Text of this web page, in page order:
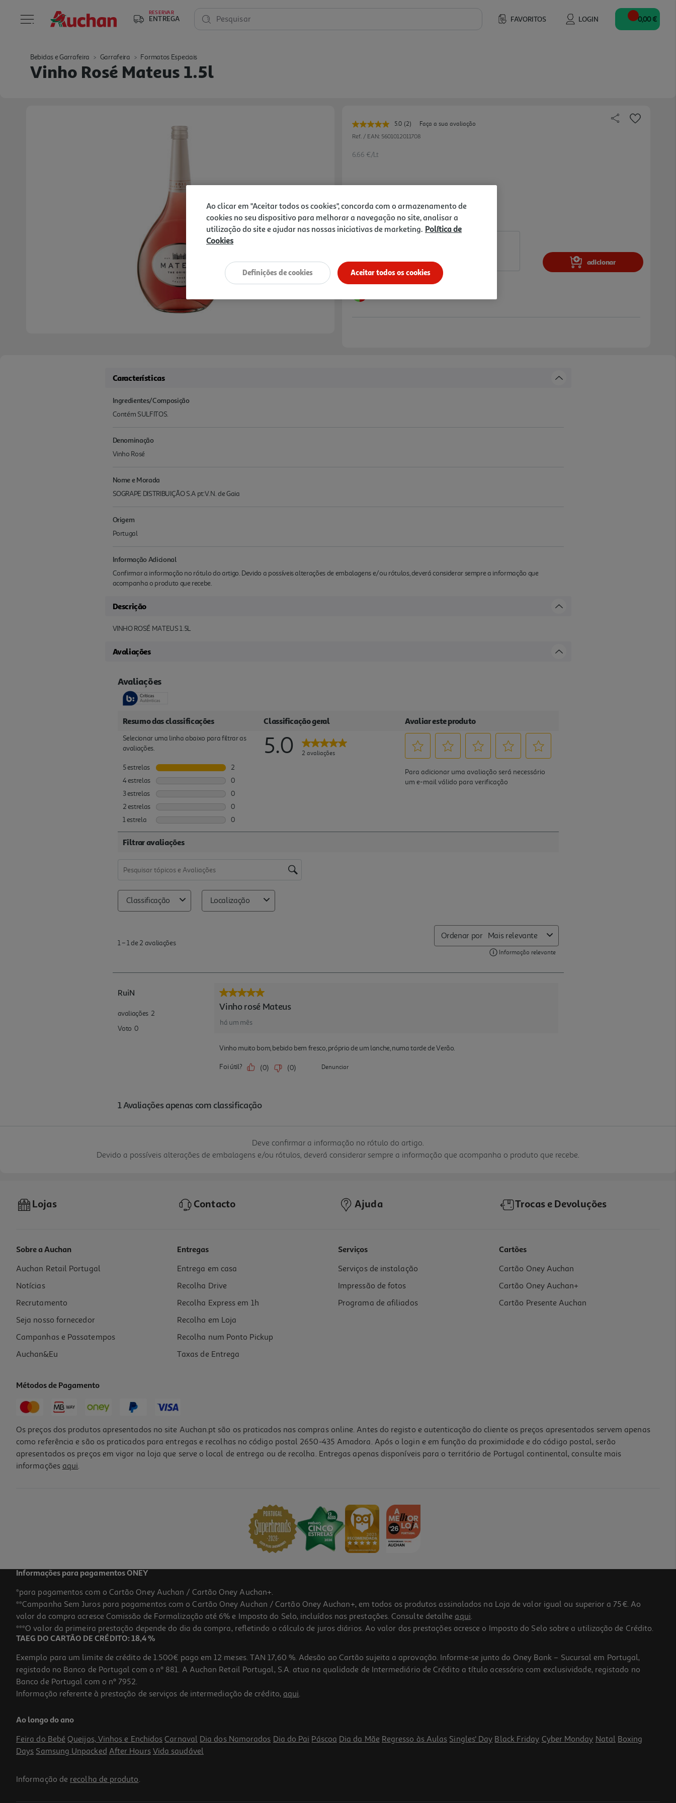
RESERVAR
ENTREGA FAVORITOS LOGIN
Pesquisar 0,00 €
Bebidas e Garrafeira Garrafeira Formatos Especiais
Vinho Rosé Mateus 1.5l
5.0 Leu
2
página.
(2)
Faça a sua avaliação
Ref. / EAN: 5601012011708
6.66 €/Lt
Notas de preparação
adicionar
Características
Ingredientes/Composição
Contém SULFITOS.
Denominação
Vinho Rosé
Nome e Morada
SOGRAPE DISTRIBUIÇÃO S.A pt:V.N. de Gaia
Origem
Portugal
Informação Adicional
Confirmar a informação no rótulo do artigo. Devido a possíveis alterações de embalagens e/ou rótulos, deverá considerar sempre a informação que
acompanha o produto que recebe.
Descrição
VINHO ROSÉ MATEUS 1.5L
Avaliações
Deve confirmar a informação no rótulo do artigo.
Devido a possíveis alterações de embalagens e/ou rótulos, deverá considerar sempre a informação que acompanha o produto que recebe.
Lojas Contacto Ajuda Trocas e Devoluções
Sobre a Auchan
Auchan Retail Portugal
Notícias
Recrutamento
Seja nosso fornecedor
Campanhas e Passatempos
Auchan&Eu
Entregas
Entrega em casa
Recolha Drive
Recolha Express em 1h
Recolha em Loja
Recolha num Ponto Pickup
Taxas de Entrega
Serviços
Serviços de instalação
Impressão de fotos
Programa de afiliados
Cartões
Cartão Oney Auchan
Cartão Oney Auchan+
Cartão Presente Auchan
Métodos de Pagamento
Os preços dos produtos apresentados no site Auchan.pt são os praticados nas compras online. Antes do registo e autenticação do cliente os preços apresentados servem apenas
como referência e são os praticados para entregas e recolhas no código postal 2650-435 Amadora. Após o login e em função da proximidade e do código postal, serão
apresentados os preços em vigor na loja que serve o local de entrega ou de recolha. Entregas apenas disponíveis para o território de Portugal continental, consulte mais
informações aqui.
Informações para pagamentos ONEY
*para pagamentos com o Cartão Oney Auchan / Cartão Oney Auchan+.
**Campanha Sem Juros para pagamentos com o Cartão Oney Auchan / Cartão Oney Auchan+, em todos os produtos assinalados na Loja de valor igual ou superior a 75€. Ao
valor da compra acresce Comissão de Formalização até 6% e Imposto do Selo, incluídos nas prestações. Consulte detalhe aqui.
***O valor da primeira prestação depende do dia da compra, refletindo o cálculo de juros diários. Ao valor das prestações acresce o Imposto do Selo sobre a utilização de Crédito.
TAEG DO CARTÃO DE CRÉDITO: 18,4 %
Exemplo para um limite de crédito de 1.500€ pago em 12 meses. TAN 17,60 %. Adesão ao Cartão sujeita a aprovação. Informe-se junto do Oney Bank – Sucursal em Portugal,
registado no Banco de Portugal com o nº 881. A Auchan Retail Portugal, S.A. atua na qualidade de Intermediário de Crédito a título acessório com exclusividade, registado no
Banco de Portugal com o nº 7952.
Informação referente à prestação de serviços de intermediação de crédito, aqui.
Ao longo do ano
Feira do Bebé Queijos, Vinhos e Enchidos Carnaval Dia dos Namorados Dia do Pai Páscoa Dia da Mãe Regresso às Aulas Singles' Day Black Friday Cyber Monday Natal Boxing
Days Samsung Unpacked After Hours Vida saudável
Informação de recolha de produto.
Ao clicar em "Aceitar todos os cookies", concorda com o armazenamento de
cookies no seu dispositivo para melhorar a navegação no site, analisar a
utilização do site e ajudar nas nossas iniciativas de marketing. Política de
Cookies
Aceitar todos os cookies
Definições de cookies